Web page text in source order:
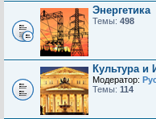
Энергетика
Темы: 498
Культура и
Модератор:
Темы: 114